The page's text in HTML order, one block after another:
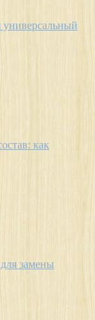
универсальный
как
замены